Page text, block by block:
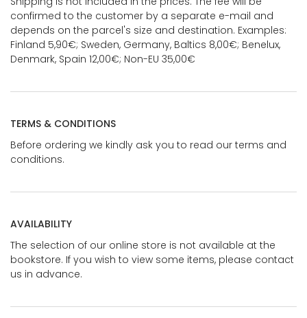
confirmed to the customer by a separate e-mail and
depends on the parcel's size and destination. Examples:
Finland 5,90€; Sweden, Germany, Baltics 8,00€; Benelux,
Denmark, Spain 12,00€; Non-EU 35,00€
TERMS & CONDITIONS
Before ordering we kindly ask you to read our terms and
conditions.
AVAILABILITY
The selection of our online store is not available at the
bookstore. If you wish to view some items, please contact
us in advance.